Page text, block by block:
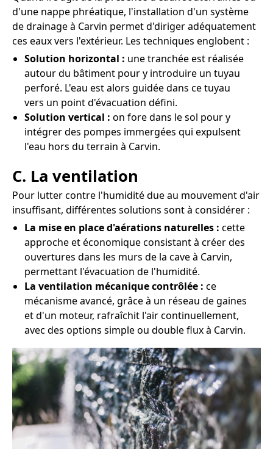
d'une nappe phréatique, l'installation d'un système
de drainage à Carvin permet d'diriger adéquatement
ces eaux vers l'extérieur. Les techniques englobent :
Solution horizontal : une tranchée est réalisée
autour du bâtiment pour y introduire un tuyau
perforé. L'eau est alors guidée dans ce tuyau
vers un point d'évacuation défini.
Solution vertical : on fore dans le sol pour y
intégrer des pompes immergées qui expulsent
l'eau hors du terrain à Carvin.
C. La ventilation
Pour lutter contre l'humidité due au mouvement d'air
insuffisant, différentes solutions sont à considérer :
La mise en place d'aérations naturelles : cette
approche et économique consistant à créer des
ouvertures dans les murs de la cave à Carvin,
permettant l'évacuation de l'humidité.
La ventilation mécanique contrôlée : ce
mécanisme avancé, grâce à un réseau de gaines
et d'un moteur, rafraîchit l'air continuellement,
avec des options simple ou double flux à Carvin.